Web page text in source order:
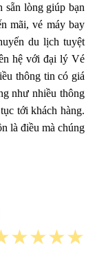
sẵn lòng giúp bạn
mãi, vé máy bay
du lịch tuyệt
hệ với đại lý Vé
thông tin có giá
như nhiều thông
tới khách hàng.
là điều mà chúng
★★★★